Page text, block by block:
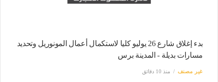
بدء إغلاق شارع 26 يوليو كليا لاستكمال أعمال المونوريل وتحديد
مسارات بديلة - المدينة برس
غير مصنف منذ 10 دقائق